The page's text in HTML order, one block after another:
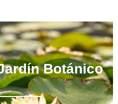
Botánico